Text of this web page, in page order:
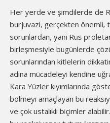
Her yerde ve şimdilerde de
burjuvazi, gerçekten önemli,
sorunlardan, yani Rus
birleşmesiyle bugünlerde
sorunlarından kitlelerin
adına mücadeleyi kendine
Kara Yüzler kıyımlarında
bölmeyi amaçlayan bu
ve çok ustalıklı biçimler